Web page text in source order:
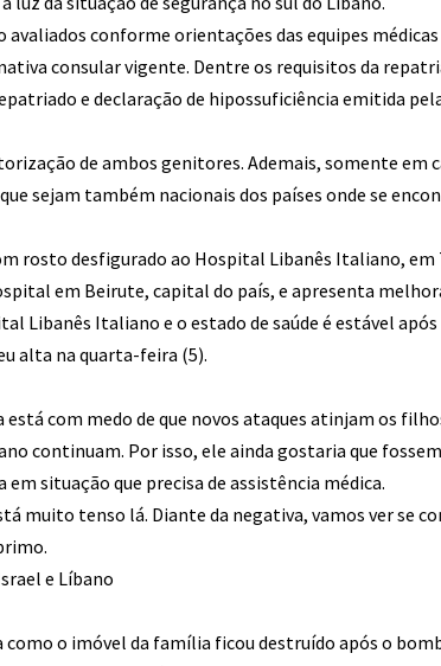
conforme orientações das equipes
consular vigente. Dentre os requisitos da
e declaração de hipossuficiência emitida
de ambos genitores. Ademais, somente em
sejam também nacionais dos países onde se
rosto desfigurado ao Hospital Libanês Italiano,
em Beirute, capital do país, e apresenta
Libanês Italiano e o estado de saúde é estável
alta na quarta-feira (5).
com medo de que novos ataques atinjam os
continuam. Por isso, ele ainda gostaria que
situação que precisa de assistência médica.
muito tenso lá. Diante da negativa, vamos ver se
e Líbano
como o imóvel da família ficou destruído após o